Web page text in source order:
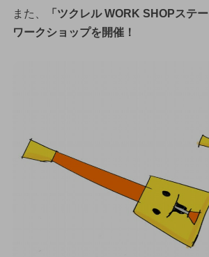
また、
「ツクレル WORK SHOPステ
ワークショップを開催！